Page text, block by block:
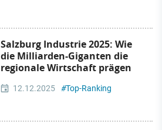
Salzburg Industrie 2025: Wie
die Milliarden-Giganten die
regionale Wirtschaft prägen
12.12.2025 #Top-Ranking